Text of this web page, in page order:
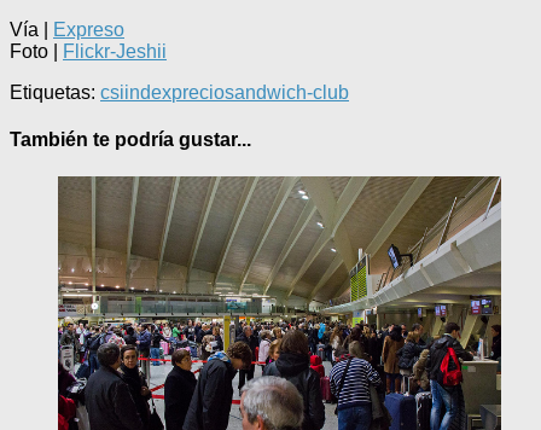
Vía |
Expreso
Foto |
Flickr-Jeshii
Etiquetas: csiindexpreciosandwich-club
También te podría gustar...